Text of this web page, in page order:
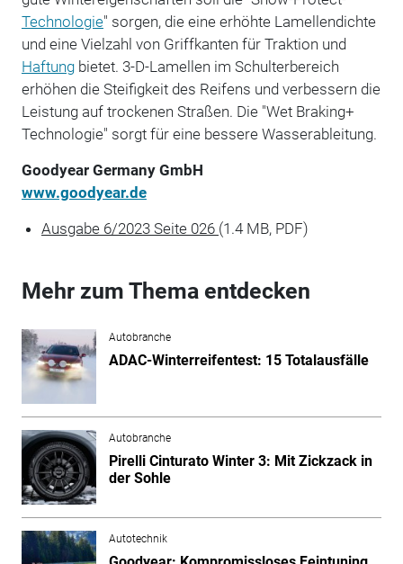
Technologie" sorgen, die eine erhöhte Lamellendichte
und eine Vielzahl von Griffkanten für Traktion und
Haftungbietet. 3-D-Lamellen im Schulterbereich
erhöhen die Steifigkeit des Reifens und verbessern die
Leistung auf trockenen Straßen. Die "Wet Braking+
Technologie" sorgt für eine bessere Wasserableitung.
Goodyear Germany GmbH
www.goodyear.de
Ausgabe 6/2023 Seite 026 (1.4 MB, PDF)
Mehr zum Thema entdecken
Autobranche
ADAC-Winterreifentest: 15 Totalausfälle
Autobranche
Pirelli Cinturato Winter 3: Mit Zickzack in
der Sohle
Autotechnik